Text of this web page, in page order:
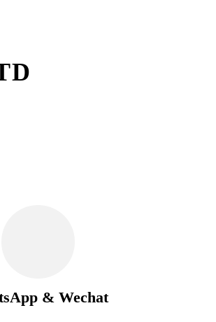
& Wechat